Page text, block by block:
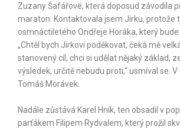
Zuzany Šafářové, která doposud závodila
maraton. Kontaktovala jsem Jirku, protože
osmnáctiletého Ondřeje Horáka, který
„Chtěl bych Jirkovi poděkovat, čeká mě
stanovený cíl, chci si udělat nějaký základ,
výsledek, určitě nebudu proti,“ usmíval se.
Tomáš Morávek.
Nadále zůstává Karel Hník, ten obsadil v
parťákem Filipem Rydvalem, který prožil